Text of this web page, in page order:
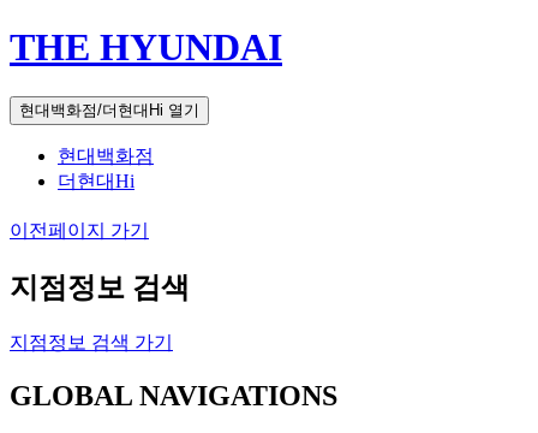
THE HYUNDAI
현대백화점/더현대Hi 열기
현대백화점
더현대Hi
이전페이지 가기
지점정보 검색
지점정보 검색 가기
GLOBAL NAVIGATIONS